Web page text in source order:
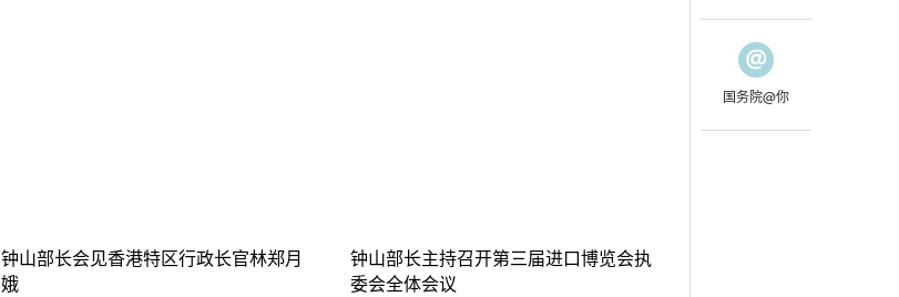
钟山部长会见香港特区行政长官林郑月
娥
钟山部长主持召开第三届进口博览会执
委会全体会议
国务院@你